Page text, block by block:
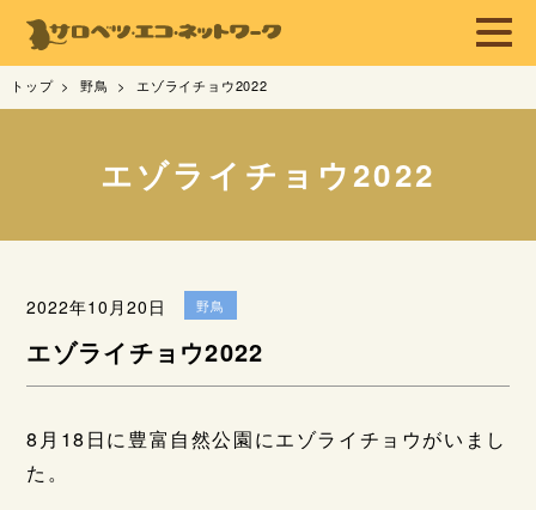
トップ 野鳥 エゾライチョウ2022
エゾライチョウ2022
2022年10月20日 野鳥
エゾライチョウ2022
8月18日に豊富自然公園にエゾライチョウがいまし
た。